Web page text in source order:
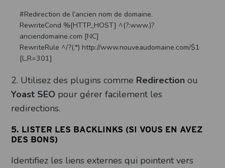
#Redirection de l’ancien nom de domaine.
RewriteCond %{HTTP_HOST} ^(?:www.)?
anciendomaine.com [NC]
RewriteRule ^/?(.*) http://www.nouveaudomaine.com/$1
[L,R=301]
2. Utilisez des plugins comme Redirection ou
Yoast SEO pour gérer facilement les
redirections.
5. LISTER LES BACKLINKS (SI VOUS EN AVEZ
DES BONS)
Identifiez les liens externes qui pointent vers